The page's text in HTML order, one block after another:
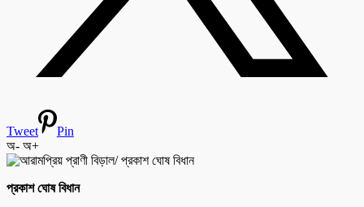
Tweet
Pin
অ- অ+
প্রকাশ ঘোষ বিধান